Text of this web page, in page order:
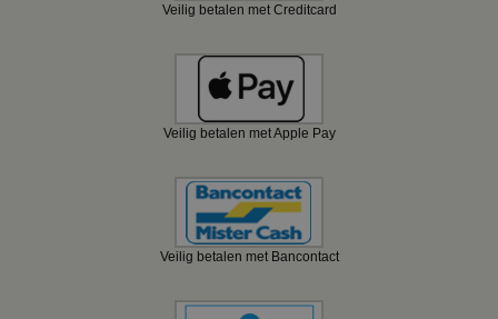
Veilig betalen met Creditcard
Veilig betalen met Apple Pay
Veilig betalen met Bancontact